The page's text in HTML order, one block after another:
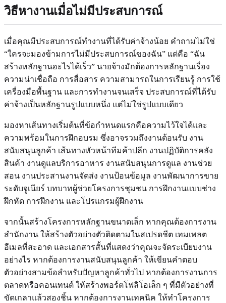
วิธีหางานเมื่อไม่มีประสบการณ์
เมื่อคุณมีประสบการณ์ทำงานที่ได้รับค่าจ้างน้อย คำถามไม่ใช่
“ใครจะมองข้ามการไม่มีประสบการณ์ของฉัน” แต่คือ “ฉัน
สร้างหลักฐานอะไรได้เร็ว” นายจ้างมักต้องการหลักฐานเรื่อง
ความน่าเชื่อถือ การสื่อสาร ความสามารถในการเรียนรู้ การใช้
เครื่องมือพื้นฐาน และการทำงานจนเสร็จ ประสบการณ์ที่ได้รับ
ค่าจ้างเป็นหลักฐานรูปแบบหนึ่ง แต่ไม่ใช่รูปแบบเดียว
มองหาเส้นทางเริ่มต้นที่ข้อกำหนดแรกคือความไว้ใจได้และ
ความพร้อมในการฝึกอบรม ซึ่งอาจรวมถึงงานต้อนรับ งาน
สนับสนุนลูกค้า เส้นทางหัวหน้าทีมค้าปลีก งานปฏิบัติการคลัง
สินค้า งานดูแลบริการอาหาร งานสนับสนุนการดูแล งานช่วย
สอน งานประสานงานจัดส่ง งานป้อนข้อมูล งานพัฒนาการขาย
ระดับจูเนียร์ บทบาทผู้ช่วยโครงการชุมชน การฝึกงานแบบช่าง
ฝึกหัด การฝึกงาน และโปรแกรมผู้ฝึกงาน
จากนั้นสร้างโครงการหลักฐานขนาดเล็ก หากคุณต้องการงาน
สำนักงาน ให้สร้างตัวอย่างตัวติดตามในสเปรดชีต เทมเพลต
อีเมลที่สะอาด และเอกสารสั้นที่แสดงว่าคุณจะจัดระเบียบงาน
อย่างไร หากต้องการงานสนับสนุนลูกค้า ให้เขียนคำตอบ
ตัวอย่างสามข้อสำหรับปัญหาลูกค้าทั่วไป หากต้องการงานการ
ตลาดหรือคอนเทนต์ ให้สร้างพอร์ตโฟลิโอเล็ก ๆ ที่มีตัวอย่างที่
ขัดเกลาแล้วสองชิ้น หากต้องการงานเทคนิค ให้ทำโครงการ